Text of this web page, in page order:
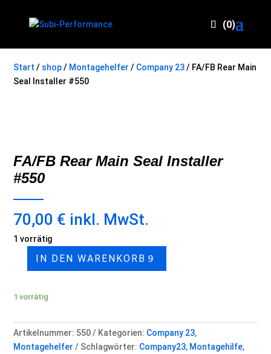
(0)
Start / shop/ Montagehelfer / Company 23/ FA/FB Rear Main
Seal Installer #550
FA/FB Rear Main Seal Installer
#550
70,00 € inkl. MwSt.
1 vorrätig
FA/FB
Main
Installer
#550
Menge
IN DEN WARENKORB
1 vorrätig
Artikelnummer: 550 Kategorien: Company 23,
Montagehelfer
Schlagwörter: Company23, Montagehilfe,